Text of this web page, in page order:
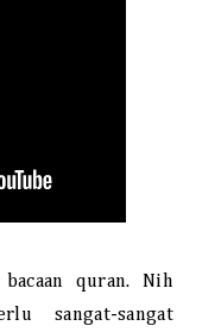
quran. Nih
sangat-sangat